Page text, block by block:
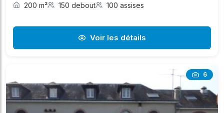
200 m² 150 debout 100 assises
Voir les détails
6